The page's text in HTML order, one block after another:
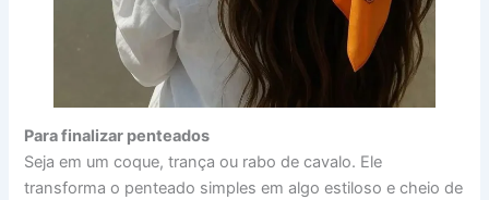
Para finalizar penteados
Seja em um coque, trança ou rabo de cavalo. Ele
transforma o penteado simples em algo estiloso e cheio de